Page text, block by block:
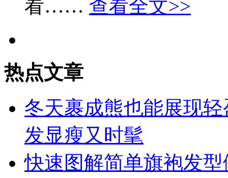
看…… 查看全文>>
热点文章
冬天裹成熊也能展现
发显瘦又时髦
快速图解简单旗袍发